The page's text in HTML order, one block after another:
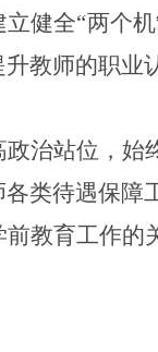
立健全“两个
教师的职
治站位， 始
类待遇保障
前教育工作的